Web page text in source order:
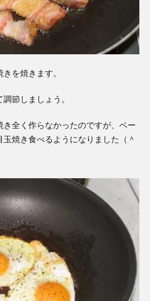
を焼きます。
節しましょう。
全く作らなかったのですが、ベー
焼き食べるようになりました（＾